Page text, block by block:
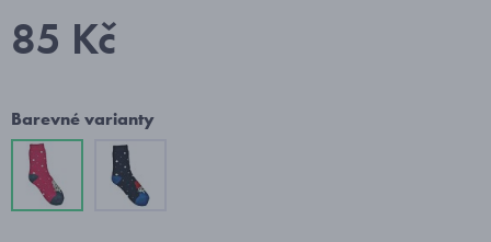
85 Kč
Barevné varianty